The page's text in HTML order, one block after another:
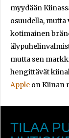
myydään
osuudella,
kotimainen
mutta sen
hengittävät
Apple on Kiinan
TILAA